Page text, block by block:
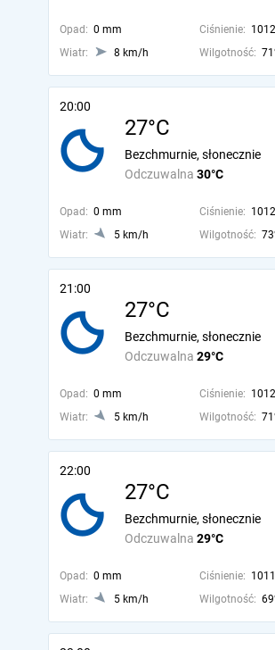
Opad: 0 mm Ciśnienie:
Wiatr:
8 km/h Wilgotność:
20:00
27°C
Odczuwalna 30°C
Bezchmurnie, słonecznie
Opad: 0 mm Ciśnienie:
Wiatr:
5 km/h Wilgotność:
21:00
27°C
Odczuwalna 29°C
Bezchmurnie, słonecznie
Opad: 0 mm Ciśnienie:
Wiatr:
5 km/h Wilgotność:
22:00
27°C
Odczuwalna 29°C
Bezchmurnie, słonecznie
Opad: 0 mm Ciśnienie:
Wiatr:
5 km/h Wilgotność: